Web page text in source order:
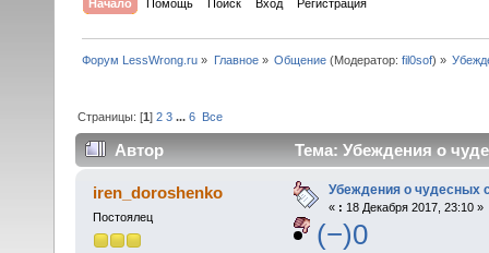
Начало Помощь Поиск Вход Регистрация
Форум LessWrong.ru » Главное» Общение(Модератор: fil0sof) »
Страницы: [1]2 3 ...6 Все
Автор Тема: Убеждения о
iren_doroshenko
Постоялец
Убеждения о чудесных
« : 18 Декабря 2017, 23:10 »
(−)0